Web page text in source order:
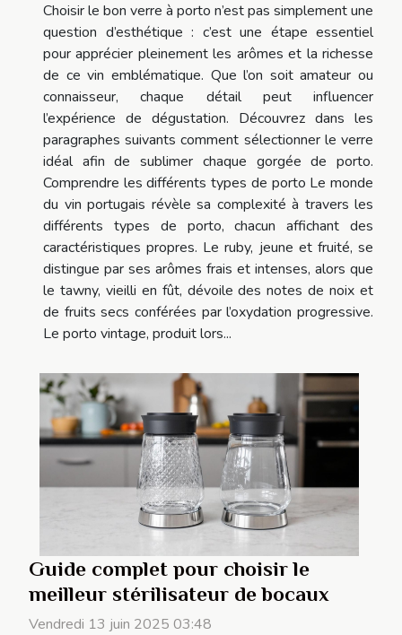
Choisir le bon verre à porto n’est pas simplement une
question d’esthétique : c’est une étape essentiel
pour apprécier pleinement les arômes et la richesse
de ce vin emblématique. Que l’on soit amateur ou
connaisseur, chaque détail peut influencer
l’expérience de dégustation. Découvrez dans les
paragraphes suivants comment sélectionner le verre
idéal afin de sublimer chaque gorgée de porto.
Comprendre les différents types de porto Le monde
du vin portugais révèle sa complexité à travers les
différents types de porto, chacun affichant des
caractéristiques propres. Le ruby, jeune et fruité, se
distingue par ses arômes frais et intenses, alors que
le tawny, vieilli en fût, dévoile des notes de noix et
de fruits secs conférées par l’oxydation progressive.
Le porto vintage, produit lors...
Guide complet pour choisir le
meilleur stérilisateur de bocaux
Vendredi 13 juin 2025 03:48